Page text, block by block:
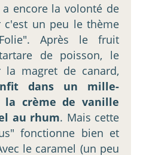
encore la volonté de
un peu le thème
Après le fruit
de poisson, le
magret de canard,
dans un mille-
la crème de vanille
au rhum. Mais cette
fonctionne bien et
le caramel (un peu